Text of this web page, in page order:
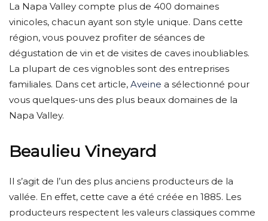
La Napa Valley compte plus de 400 domaines
vinicoles, chacun ayant son style unique. Dans cette
région, vous pouvez profiter de séances de
dégustation de vin et de visites de caves inoubliables.
La plupart de ces vignobles sont des entreprises
familiales. Dans cet article, Aveine a sélectionné pour
vous quelques-uns des plus beaux domaines de la
Napa Valley.
Beaulieu Vineyard
Il s’agit de l’un des plus anciens producteurs de la
vallée. En effet, cette cave a été créée en 1885. Les
producteurs respectent les valeurs classiques comme